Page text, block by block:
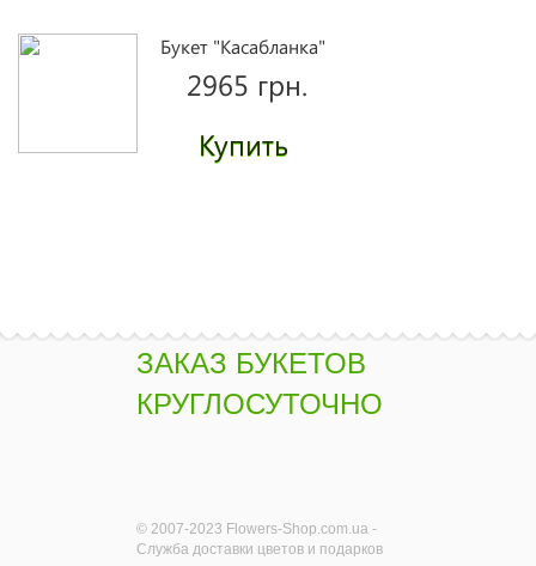
Букет "Касабланка"
2965 грн.
Купить
Купить
1730 грн.
ЗАКАЗ БУКЕТОВ
КРУГЛОСУТОЧНО
© 2007-2023 Flowers-Shop.com.ua -
Служба доставки цветов и подарков